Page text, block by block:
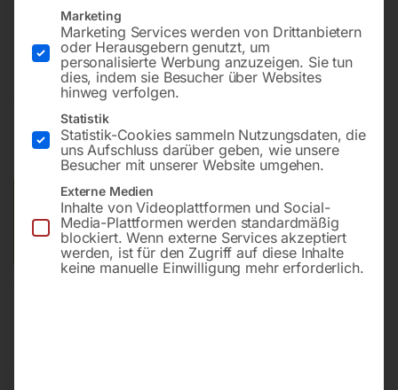
Hochleistungsschrauber mit enormem Drehmoment
360,00
inkl. MwSt. zzgl.Versandkosten
Lieferzeit:ca. 5 - 10 Werktage
Versandkosten Standard (Österreich):€ 20,00
Bitte beachten Sie: Die Versandkosten gelten für Österreich.
Andere Länder können abweichen.
Marketing
Marketing Services werden von Drittanbietern
oder Herausgebern genutzt, um
personalisierte Werbung anzuzeigen. Sie tun
dies, indem sie Besucher über Websites
hinweg verfolgen.
Statistik
Statistik-Cookies sammeln Nutzungsdaten, die
uns Aufschluss darüber geben, wie unsere
Besucher mit unserer Website umgehen.
Externe Medien
Inhalte von Videoplattformen und Social-
Media-Plattformen werden standardmäßig
blockiert. Wenn externe Services akzeptiert
werden, ist für den Zugriff auf diese Inhalte
keine manuelle Einwilligung mehr erforderlich.